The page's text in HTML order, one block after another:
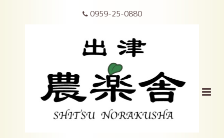
0959-25-0880